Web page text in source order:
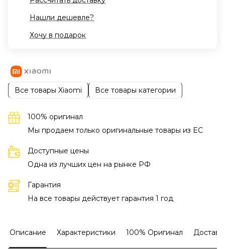
Нашли дешевле?
Хочу в подарок
Все товары Xiaomi Все товары категории
100% оригинал
Мы продаем только оригинальные товары из EC
Доступные цены
Одна из лучших цен на рынке РФ
Гарантия
На все товары действует гарантия 1 год
Описание Характеристики 100% Оригинал